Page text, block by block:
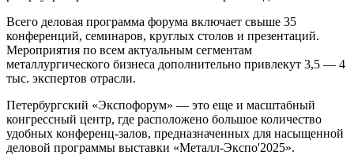
Всего деловая программа форума включает свыше 35
конференций, семинаров, круглых столов и презентаций.
Мероприятия по всем актуальным сегментам
металлургического бизнеса дополнительно привлекут 3,5 — 4
тыс. экспертов отрасли.
Петербургский «Экспофорум» — это еще и масштабный
конгрессный центр, где расположено большое количество
удобных конференц-залов, предназначенных для насыщенной
деловой программы выставки «Металл-Экспо'2025».